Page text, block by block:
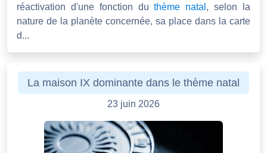
réactivation d'une fonction duthème natal , selon la
nature de la planète concernée, sa place dans la carte
d...
La maison IX dominante dans le thème natal
23 juin 2026